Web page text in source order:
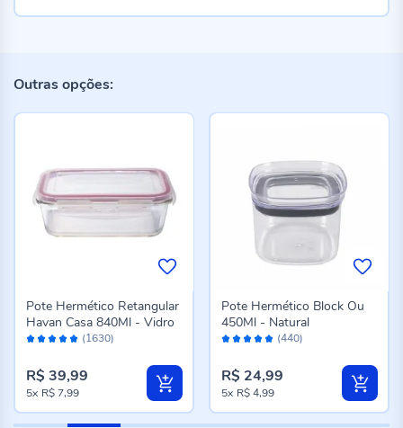
Outras opções:
Avaliação: (1630)
Pote Hermético Retangular
Havan Casa 840Ml - Vidro
R$ 39,99
5x R$ 7,99
Avaliação: (440)
Pote Hermético Block Ou
450Ml - Natural
R$ 24,99
5x R$ 4,99